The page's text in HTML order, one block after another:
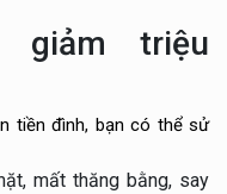
giảm triệu
tiền đình, bạn có thể sử
mất thăng bằng, say